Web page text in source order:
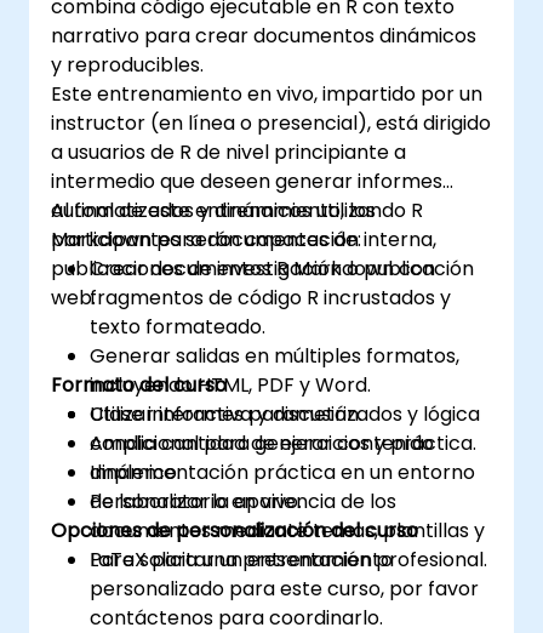
combina código ejecutable en R con texto
narrativo para crear documentos dinámicos
y reproducibles.
Este entrenamiento en vivo, impartido por un
instructor (en línea o presencial), está dirigido
a usuarios de R de nivel principiante a
intermedio que deseen generar informes
automatizados y dinámicos utilizando R
Markdown para documentación interna,
publicaciones de investigación o publicación
web.
Al final de este entrenamiento, los
participantes serán capaces de:
Crear documentos R Markdown con
fragmentos de código R incrustados y
texto formateado.
Generar salidas en múltiples formatos,
incluyendo HTML, PDF y Word.
Utilizar informes parametrizados y lógica
condicional para generar contenido
dinámico.
Personalizar la apariencia de los
documentos mediante temas, plantillas y
LaTeX para una presentación profesional.
Formato del curso
Clase interactiva y discusión.
Amplia cantidad de ejercicios y práctica.
Implementación práctica en un entorno
de laboratorio en vivo.
Opciones de personalización del curso
Para solicitar un entrenamiento
personalizado para este curso, por favor
contáctenos para coordinarlo.